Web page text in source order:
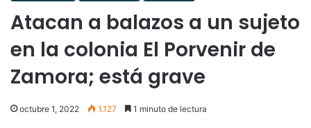
Atacan a balazos a un sujeto
en la colonia El Porvenir de
Zamora; está grave
octubre 1, 2022 1.127 1 minuto de lectura